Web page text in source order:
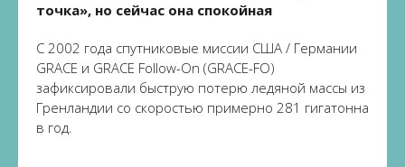
точка», но сейчас она спокойная
С 2002 года спутниковые миссии США / Германии
GRACE и GRACE Follow-On (GRACE-FO)
зафиксировали быструю потерю ледяной массы из
Гренландии со скоростью примерно 281 гигатонна
в год.